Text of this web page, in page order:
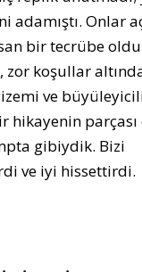
adamıştı. Onlar
bir tecrübe
zor koşullar
ve
hikayenin
gibiydik. Bizi
ve iyi hissettirdi.